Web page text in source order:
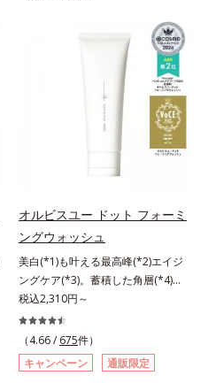
ーチ。大人世代の肌に向き合い、手
軽なお手入れで賢いケアを。ライフ
スタイルになじむ、若々しい印象(*)
作りのサポートをします。* 肌にハ
リを与え若々しい印象
オルビスユー ドット フォーミ
ングウォッシュ
美白(*1)も叶える最高峰(*2)エイジ
ングケア(*3)。蓄積した角層(*4)を
絡めとりくすみ(*5)を晴らす高密着
マイルドピーリング(*6)洗顔料。ハ
リも透明感(*7)も結果主義。年齢サ
イン(*8)の因子に着目した肌科学エ
イジングケア(*3)シリーズ。オルビ
税込2,310円～
（4.66 / 675件）
キャンペーン
通販限定